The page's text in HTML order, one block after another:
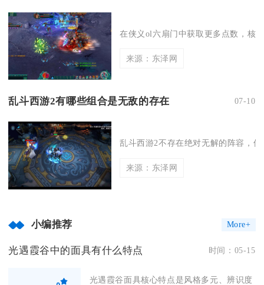
在侠义ol六扇门中获取更多点数，核
来源：东泽网
乱斗西游2有哪些组合是无敌的存在 07-10
乱斗西游2不存在绝对无解的阵容，
来源：东泽网
小编推荐 More+
光遇霞谷中的面具有什么特点 时间：05-15
光遇霞谷面具核心特点是风格多元、辨识度